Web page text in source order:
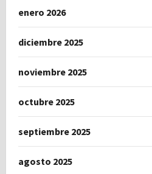
enero 2026
diciembre 2025
noviembre 2025
octubre 2025
septiembre 2025
agosto 2025